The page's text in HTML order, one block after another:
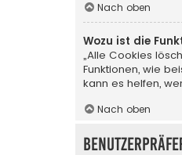
Nach oben
Wozu ist die
„Alle Cookies
Funktionen, wie
kann es helfen,
Nach oben